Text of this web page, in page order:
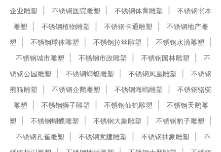
企业雕塑
不锈钢医院雕塑 不锈钢体育雕塑
不锈钢书本
雕塑
不锈钢植物雕塑 不锈钢卡通雕塑
不锈钢地产雕
塑
不锈钢球体雕塑 不锈钢拉丝雕塑
不锈钢水滴雕塑
不锈钢城市雕塑
不锈钢市政雕塑 不锈钢园林雕塑
不
锈钢公园雕塑
不锈钢蜻蜓雕塑 不锈钢凤凰雕塑
不锈钢
熊猫雕塑
不锈钢企鹅雕塑 不锈钢海鸥雕塑
不锈钢骆驼
雕塑
不锈钢狮子雕塑 不锈钢仙鹤雕塑
不锈钢天鹅雕
塑
不锈钢蝴蝶雕塑 不锈钢大象雕塑
不锈钢豹子雕塑
不锈钢孔雀雕塑
不锈钢党建雕塑 不锈钢抽象雕塑
不